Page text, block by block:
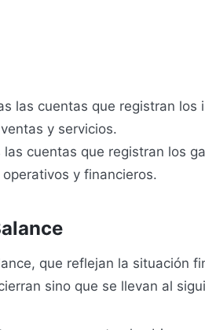
las cuentas que registran
y servicios.
las cuentas que registran los
y financieros.
que reflejan la situación
sino que se llevan al